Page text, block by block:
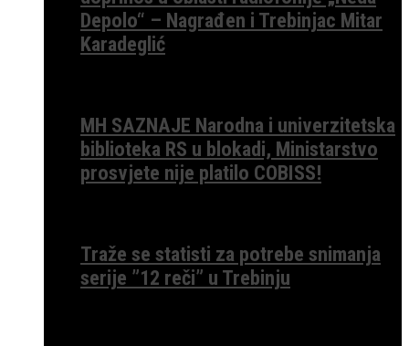
Depolo“ – Nagrađen i Trebinjac Mitar
Karadeglić
MH SAZNAJE Narodna i univerzitetska
biblioteka RS u blokadi, Ministarstvo
prosvjete nije platilo COBISS!
Traže se statisti za potrebe snimanja
serije ”12 reči” u Trebinju